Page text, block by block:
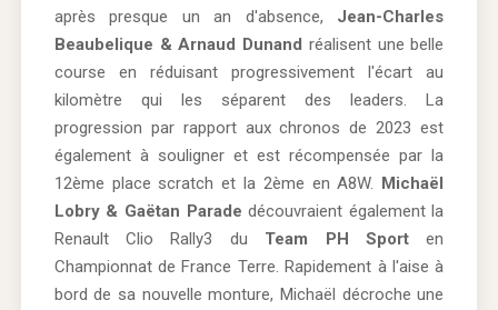
après presque un an d'absence, Jean-Charles
Beaubelique & Arnaud Dunand réalisent une belle
course en réduisant progressivement l'écart au
kilomètre qui les séparent des leaders. La
progression par rapport aux chronos de 2023 est
également à souligner et est récompensée par la
12ème place scratch et la 2ème en A8W. Michaël
Lobry & Gaëtan Parade découvraient également la
Renault Clio Rally3 du Team PH Sporten
Championnat de France Terre. Rapidement à l'aise à
bord de sa nouvelle monture, Michaël décroche une